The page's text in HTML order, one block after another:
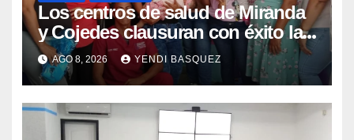
Los centros de salud de Miranda
y Cojedes clausuran con éxito la
Semana Mundial de la Lactancia
Materna
AGO 8, 2026 YENDI BASQUEZ